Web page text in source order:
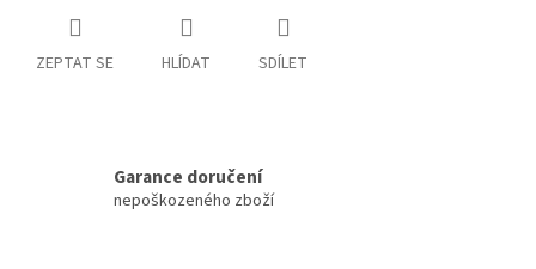
ZEPTAT SE HLÍDAT SDÍLET
Garance doručení
nepoškozeného zboží